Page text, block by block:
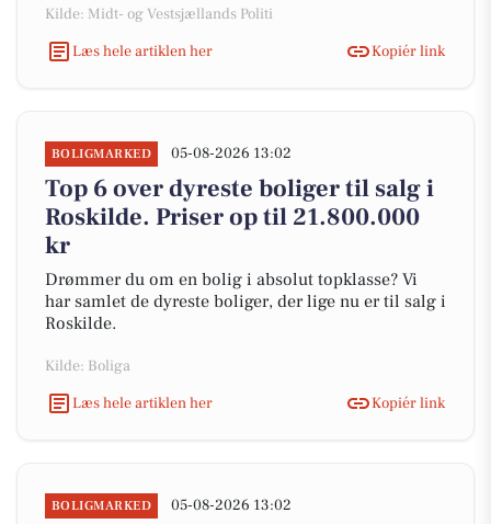
Kilde: Midt- og Vestsjællands Politi
Læs hele artiklen her
Kopiér link
BOLIGMARKED 05-08-2026 13:02
Top 6 over dyreste boliger til salg i
Roskilde. Priser op til 21.800.000
kr
Drømmer du om en bolig i absolut topklasse? Vi
har samlet de dyreste boliger, der lige nu er til salg i
Roskilde.
Kilde: Boliga
Læs hele artiklen her
Kopiér link
BOLIGMARKED 05-08-2026 13:02